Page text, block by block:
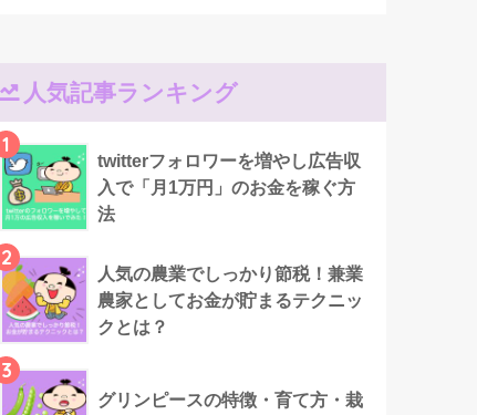
人気記事ランキング
1
twitterフォロワーを増やし広告収
入で「月1万円」のお金を稼ぐ方
法
2
人気の農業でしっかり節税！兼業
農家としてお金が貯まるテクニッ
クとは？
3
グリンピースの特徴・育て方・栽